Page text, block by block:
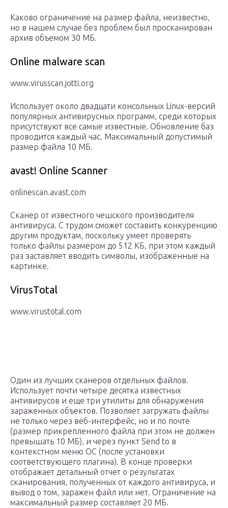
Каково ограничение на размер файла, неизвестно,
но в нашем случае без проблем был просканирован
архив объемом 30 МБ.
Online malware scan
www.virusscan.jotti.org
Использует около двадцати консольных Linux-версий
популярных антивирусных программ, среди которых
присутствуют все самые известные. Обновление баз
проводится каждый час. Максимальный допустимый
размер файла 10 МБ.
avast! Online Scanner
onlinescan.avast.com
Сканер от известного чешского производителя
антивируса. С трудом сможет составить конкуренцию
другим продуктам, поскольку умеет проверять
только файлы размером до 512 КБ, при этом каждый
раз заставляет вводить символы, изображенные на
картинке.
VirusTotal
www.virustotal.com
Один из лучших сканеров отдельных файлов.
Использует почти четыре десятка известных
антивирусов и еще три утилиты для обнаружения
зараженных объектов. Позволяет загружать файлы
не только через веб-интерфейс, но и по почте
(размер прикрепленного файла при этом не должен
превышать 10 МБ), и через пункт Send to в
контекстном меню ОС (после установки
соответствующего плагина). В конце проверки
отображает детальный отчет о результатах
сканирования, полученных от каждого антивируса, и
вывод о том, заражен файл или нет. Ограничение на
максимальный размер составляет 20 МБ.